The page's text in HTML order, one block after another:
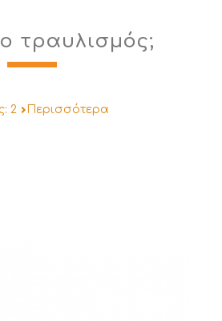
ο τραυλισμός;
2 Περισσότερα